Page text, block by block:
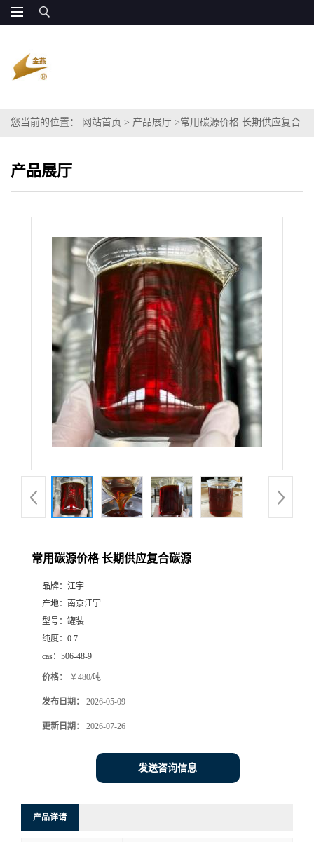
您当前的位置： 网站首页 > 产品展厅 >常用碳源价格 长期供应复合
产品展厅
常用碳源价格 长期供应复合碳源
品牌： 江宇
产地： 南京江宇
型号： 罐装
纯度： 0.7
cas： 506-48-9
价格： ￥480/吨
发布日期： 2026-05-09
更新日期： 2026-07-26
发送咨询信息
产品详请